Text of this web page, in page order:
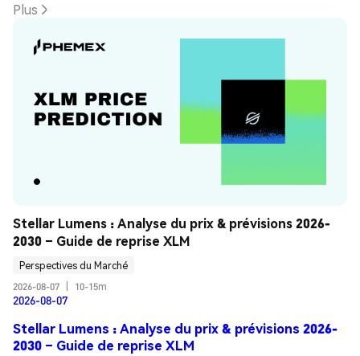
Plus
Stellar Lumens : Analyse du prix & prévisions 2026-
2030 – Guide de reprise XLM
Perspectives du Marché
2026-08-07
10-15m
2026-08-07
Stellar Lumens : Analyse du prix & prévisions 2026-
2030 – Guide de reprise XLM